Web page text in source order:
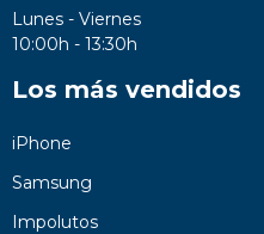
Lunes - Viernes
10:00h - 13:30h
Los más vendidos
iPhone
Samsung
Impolutos